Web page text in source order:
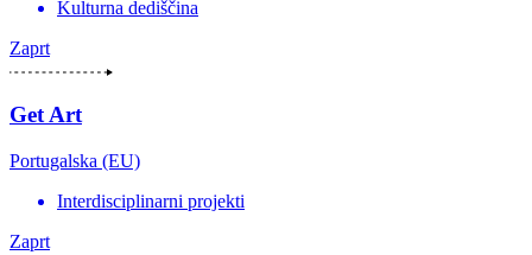
Kulturna dediščina
Zaprt
Get Art
Portugalska (EU)
Interdisciplinarni projekti
Zaprt